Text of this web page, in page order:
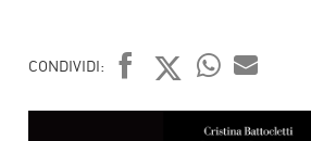
CONDIVIDI:
FACEBOOK
TWITTER
WHATSAPP
MAIL